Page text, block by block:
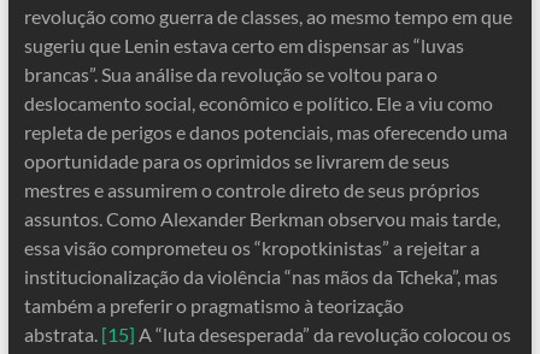
revolução como guerra de classes, ao mesmo tempo em que
sugeriu que Lenin estava certo em dispensar as “luvas
brancas”. Sua análise da revolução se voltou para o
deslocamento social, econômico e político. Ele a viu como
repleta de perigos e danos potenciais, mas oferecendo uma
oportunidade para os oprimidos se livrarem de seus
mestres e assumirem o controle direto de seus próprios
assuntos. Como Alexander Berkman observou mais tarde,
essa visão comprometeu os “kropotkinistas” a rejeitar a
institucionalização da violência “nas mãos da Tcheka”, mas
também a preferir o pragmatismo à teorização
abstrata. [15] A “luta desesperada” da revolução colocou os